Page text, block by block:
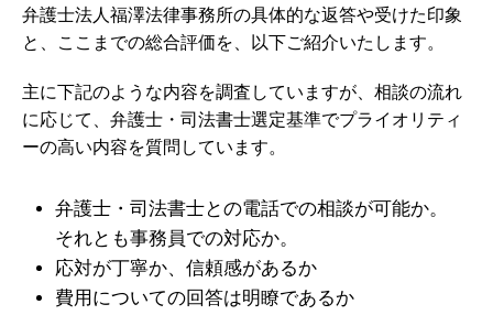
弁護士法人福澤法律事務所の具体的な返答や受けた印象
と、ここまでの総合評価を、以下ご紹介いたします。
主に下記のような内容を調査していますが、 相談の流れ
に応じて、弁護士・司法書士選定基準でプライオリティ
ーの高い内容を質問しています。
弁護士・司法書士との電話での相談が可能か。
それとも事務員での対応か。
応対が丁寧か、信頼感があるか
費用についての回答は明瞭であるか